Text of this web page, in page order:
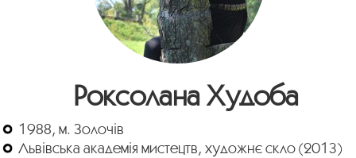
Роксолана Худоба
1988, м. Золочів
Львівська академія мистецтв, художнє скло (2013)